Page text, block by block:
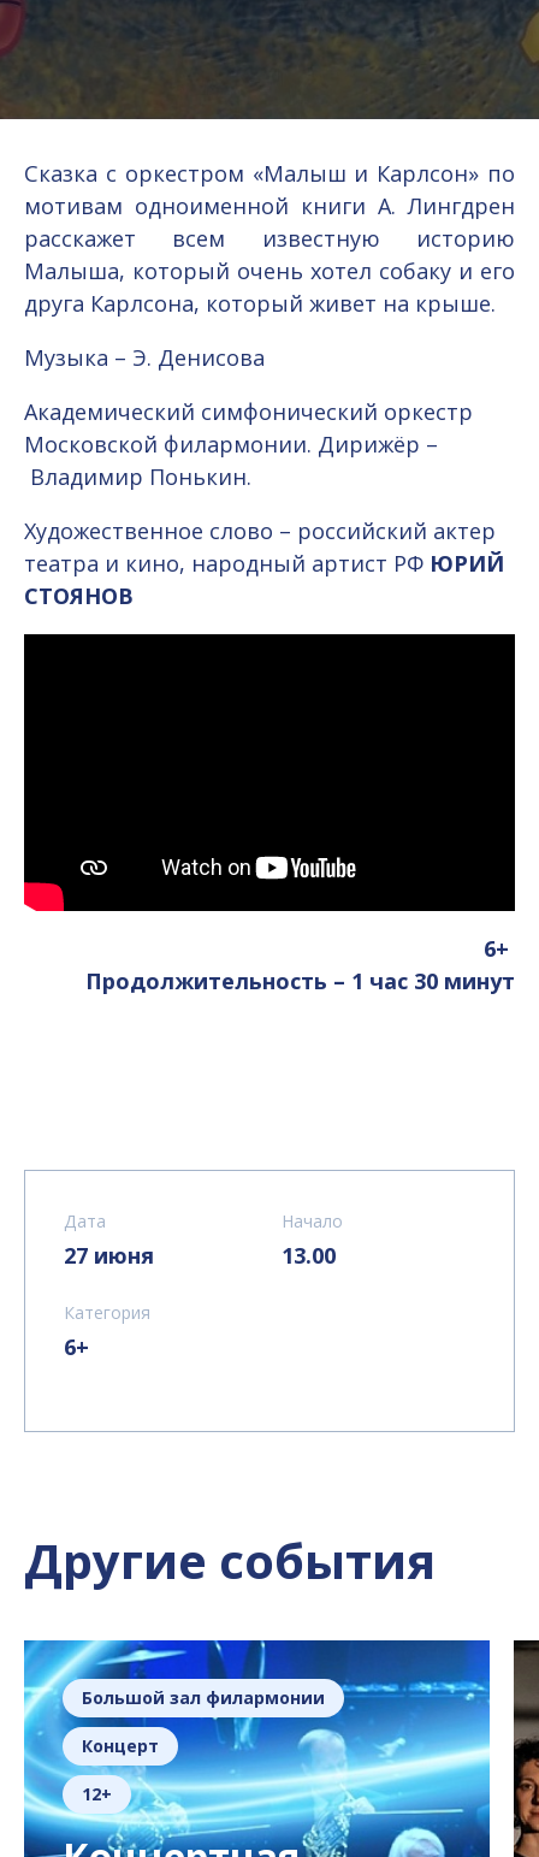
Сказка с оркестром «Малыш и Карлсон» по
мотивам одноименной книги А. Лингдрен
расскажет всем известную историю
Малыша, который очень хотел собаку и его
друга Карлсона, который живет на крыше.
Музыка – Э. Денисова
Академический симфонический оркестр
Московской филармонии. Дирижёр –
Владимир Понькин.
Художественное слово – российский актер
театра и кино, народный артист РФ ЮРИЙ
СТОЯНОВ
6+
Продолжительность – 1 час 30 минут
Дата
27 июня
Начало
13.00
Категория
6+
Другие события
Большой зал филармонии
Концерт
12+